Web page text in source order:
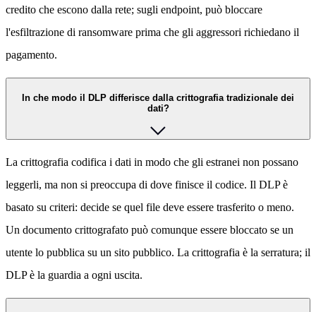
credito che escono dalla rete; sugli endpoint, può bloccare
l'esfiltrazione di ransomware prima che gli aggressori richiedano il
pagamento.
In che modo il DLP differisce dalla crittografia tradizionale dei
dati?
La crittografia codifica i dati in modo che gli estranei non possano
leggerli, ma non si preoccupa di dove finisce il codice. Il DLP è
basato su criteri: decide se quel file deve essere trasferito o meno.
Un documento crittografato può comunque essere bloccato se un
utente lo pubblica su un sito pubblico. La crittografia è la serratura; il
DLP è la guardia a ogni uscita.